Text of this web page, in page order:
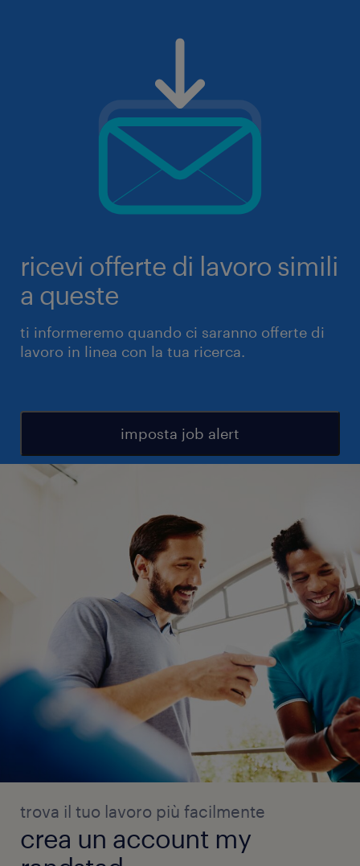
ricevi offerte di lavoro simili
a queste
ti informeremo quando ci saranno offerte di
lavoro in linea con la tua ricerca.
imposta job alert
trova il tuo lavoro più facilmente
crea un account my